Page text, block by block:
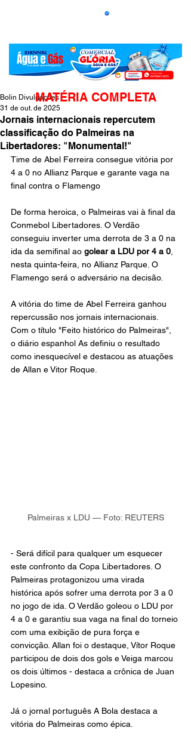
Jornais internacionais repercutem
classificação do Palmeiras na
Libertadores: "Monumental!"
Bolin Divulgações
31 de out. de 2025
Time de Abel Ferreira consegue vitória por
4 a 0 no Allianz Parque e garante vaga na
final contra o Flamengo
De forma heroica, o Palmeiras vai à final da
Conmebol Libertadores. O Verdão
conseguiu inverter uma derrota de 3 a 0 na
ida da semifinal ao golear a LDU por 4 a 0
nesta quinta-feira, no Allianz Parque. O
Flamengo será o adversário na decisão.
A vitória do time de Abel Ferreira ganhou
repercussão nos jornais internacionais.
Com o título "Feito histórico do Palmeiras",
o diário espanhol As definiu o resultado
como inesquecível e destacou as atuações
de Allan e Vitor Roque.
Palmeiras x LDU — Foto: REUTERS
- Será difícil para qualquer um esquecer
este confronto da Copa Libertadores. O
Palmeiras protagonizou uma virada
histórica após sofrer uma derrota por 3 a 0
no jogo de ida. O Verdão goleou o LDU por
4 a 0 e garantiu sua vaga na final do torneio
com uma exibição de pura força e
convicção. Allan foi o destaque, Vítor Roque
participou de dois dos gols e Veiga marcou
os dois últimos - destaca a crônica de Juan
Lopesino.
Já o jornal português A Bola destaca a
vitória do Palmeiras como épica.
MATÉRIA COMPLETA